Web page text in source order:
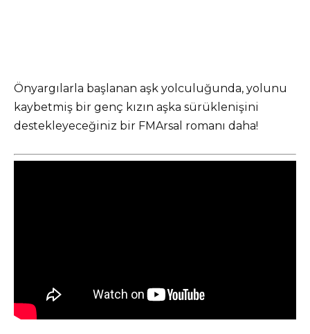
Önyargılarla başlanan aşk yolculuğunda, yolunu
kaybetmiş bir genç kızın aşka sürüklenişini
destekleyeceğiniz bir FMArsal romanı daha!